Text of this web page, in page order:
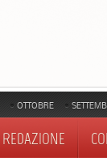
OTTOBRE
REDAZIONE